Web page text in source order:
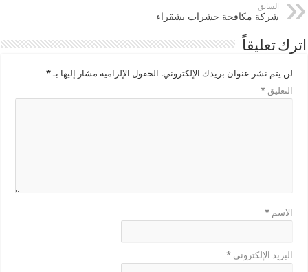
السابق
شركة مكافحة حشرات بشقراء
اترك تعليقاً
لن يتم نشر عنوان بريدك الإلكتروني. الحقول الإلزامية مشار إليها بـ*
التعليق*
الاسم*
البريد الإلكتروني*